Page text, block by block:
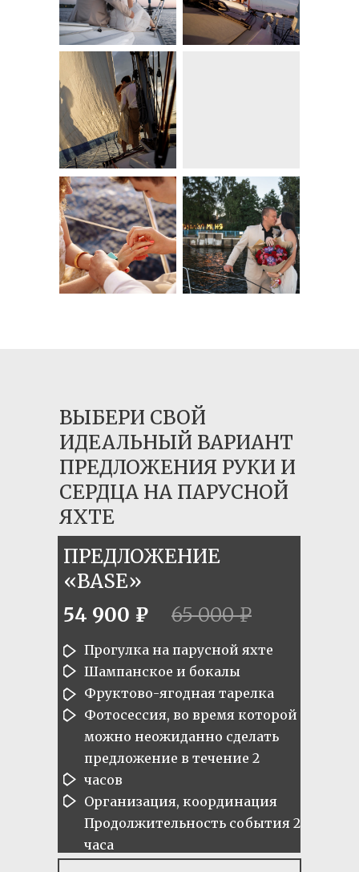
ВЫБЕРИ СВОЙ
ИДЕАЛЬНЫЙ ВАРИАНТ
ПРЕДЛОЖЕНИЯ РУКИ И
СЕРДЦА НА ПАРУСНОЙ
ЯХТЕ
ПРЕДЛОЖЕНИЕ
«BASE»
54 900 ₽
Прогулка на парусной яхте
Шампанское и бокалы
Фруктово-ягодная тарелка
Фотосессия, во время которой
можно неожиданно сделать
предложение в течение 2
часов
Организация, координация
Продолжительность события 2
часа
65 000 ₽